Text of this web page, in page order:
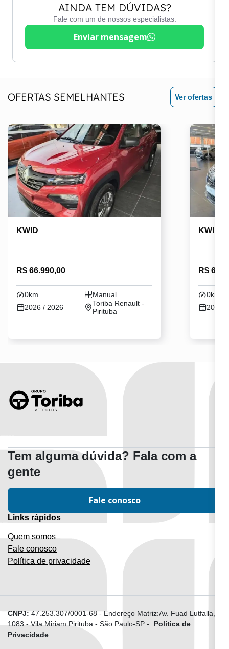
AINDA TEM DÚVIDAS?
Fale com um de nossos especialistas.
Enviar mensagem
OFERTAS SEMELHANTES Ver ofertas
KWID
R$ 66.990,00
0km
Manual
2026 / 2026
Toriba Renault -
Pirituba
KWID
R$
0km
2026 /
Tem alguma dúvida? Fala com a
gente
Fale conosco
Links rápidos
Quem somos
Fale conosco
Política de privacidade
CNPJ:47.253.307/0001-68-Endereço Matriz:Av. Fuad Lutfalla,
1083 - Vila Miriam Pirituba - São Paulo-SP -
Política de
Privacidade